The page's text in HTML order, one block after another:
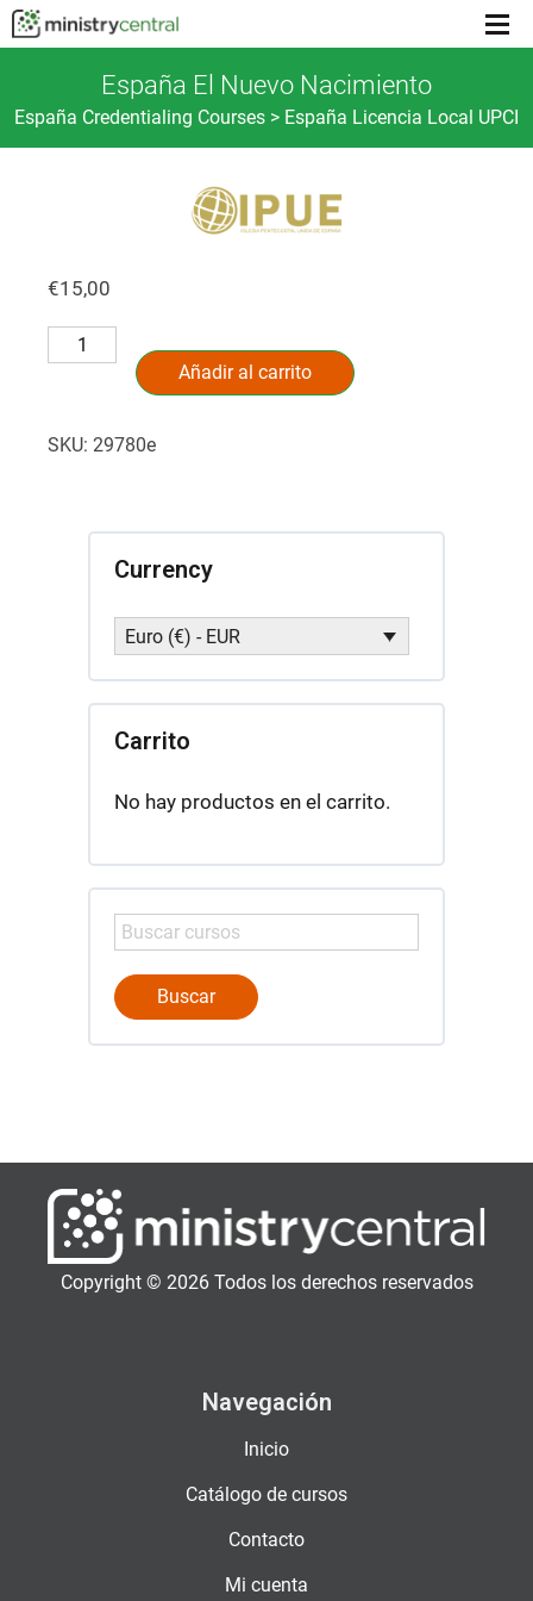
Menu
España El Nuevo Nacimiento
España Credentialing Courses > España Licencia Local UPCI
€15,00
España
El
cantidad
Añadir al carrito
SKU: 29780e
Currency
Euro (€) - EUR
Carrito
No hay productos en el carrito.
Copyright © 2026 Todos los derechos reservados
Navegación
Inicio
Catálogo de cursos
Contacto
Mi cuenta